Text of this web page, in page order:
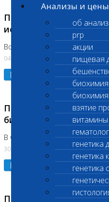
Анализы и цены
об
prp
акции
пищевая
взятие
витамины
генетика
генетика
генетика
Приостановка срочных
исследований
Во Владыкино
04.08.2026
Подробнее
Приостановлено
биохимических
В Сколково. Код (123,309,310)
30.07.2026
Подробнее
Приостановлено